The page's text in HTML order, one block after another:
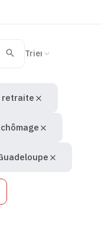
Valider
retraite